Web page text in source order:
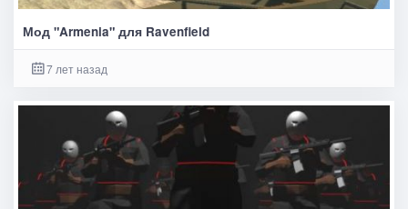
Мод "Armenia" для Ravenfield
7 лет назад